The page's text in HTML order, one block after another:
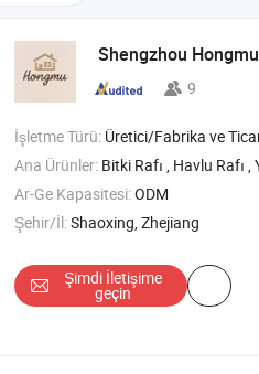
Shengzhou
9
İşletme Türü: Üretici/Fabrika ve
Ana Ürünler: Bitki Rafı , Havlu Rafı , Yan Masa , Duvar
Ar-Ge Kapasitesi:ODM
Şehir/İl:Shaoxing, Zhejiang
Şimdi İletişime
geçin